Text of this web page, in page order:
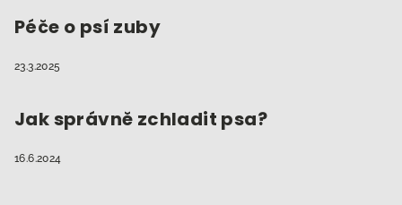
Péče o psí zuby
23.3.2025
Jak správně zchladit psa?
16.6.2024